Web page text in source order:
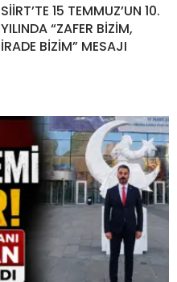
SİİRT’TE 15 TEMMUZ’UN 10.
YILINDA “ZAFER BİZİM,
İRADE BİZİM” MESAJI